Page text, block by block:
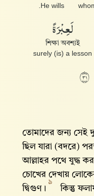
He wills.
لَعِبْرَةً
শিক্ষা অবশ্যই
surely (is) a lesson
١٣
তোমাদের জন্য সেই
ছিল যারা (বদরে)
আল্লাহ‌র পথে যুদ্ধ
চোখের দেখায়
দ্বিগুণ।
৯
কিন্তু